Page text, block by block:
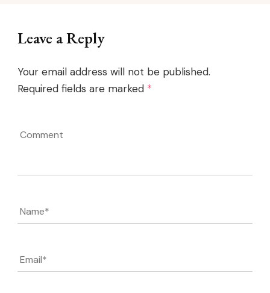
Leave a Reply
Your email address will not be published.
Required fields are marked *
Name*
Email*